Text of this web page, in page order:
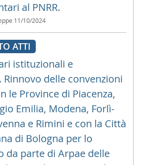
al PNRR.
11/10/2024
ATTI
istituzionali e
Rinnovo delle convenzioni
le Province di Piacenza,
Emilia, Modena, Forlì-
e Rimini e con la Città
di Bologna per lo
da parte di Arpae delle